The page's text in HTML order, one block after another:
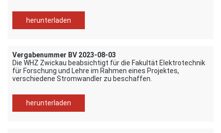
herunterladen
Vergabenummer BV 2023-08-03
Die WHZ Zwickau beabsichtigt für die Fakultät Elektrotechnik
für Forschung und Lehre im Rahmen eines Projektes,
verschiedene Stromwandler zu beschaffen.
herunterladen